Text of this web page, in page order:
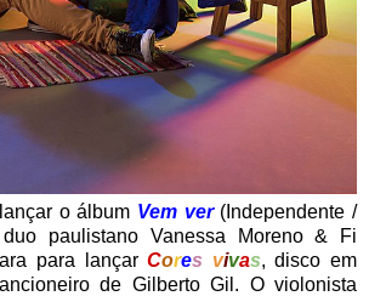
o álbum Vem ver(Independente /
paulistano Vanessa Moreno & Fi
para lançarCores vivas, disco em
de Gilberto Gil. O violonista